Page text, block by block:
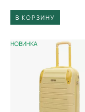
В КОРЗИНУ
НОВИНКА